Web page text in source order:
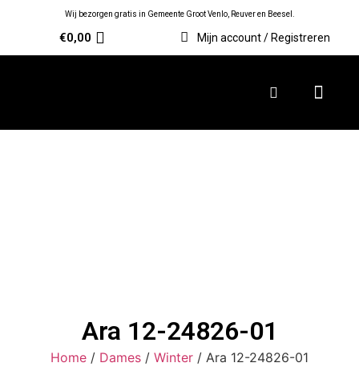
Wij bezorgen gratis in Gemeente Groot Venlo, Reuver en Beesel.
€0,00 Mijn account / Registreren
Ara 12-24826-01
Home / Dames / Winter / Ara 12-24826-01